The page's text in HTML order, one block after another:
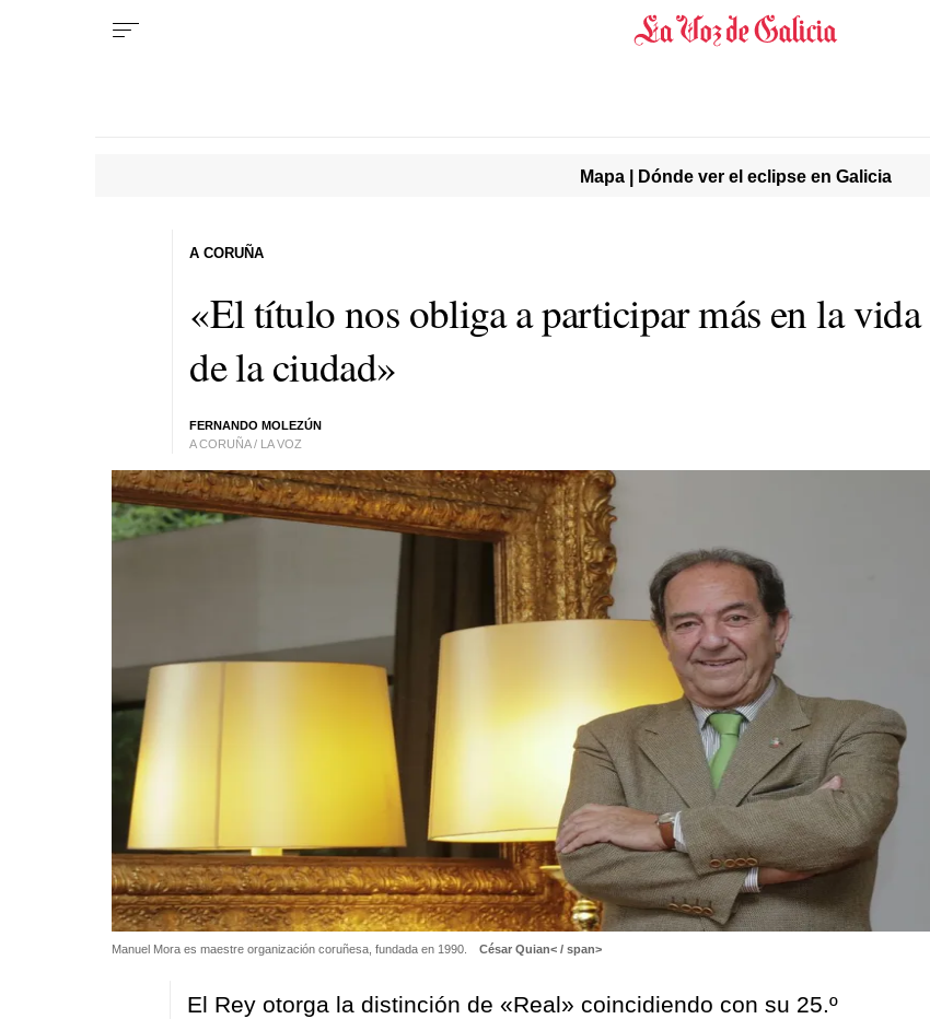
Mapa | Dónde ver el eclipse en Galicia
«El título nos obliga a participar más en la vida
de la ciudad»
FERNANDO MOLEZÚN
A CORUÑA / LA VOZ
A CORUÑA
Manuel Mora es maestre organización coruñesa, fundada en 1990. César Quian< / span>
El Rey otorga la distinción de «Real» coincidiendo con su 25.º